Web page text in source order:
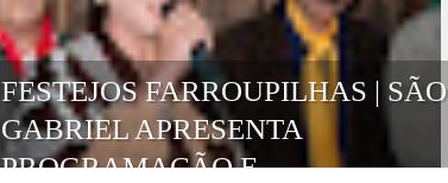
FESTEJOS FARROUPILHAS | SÃO
GABRIEL APRESENTA
PROGRAMAÇÃO E